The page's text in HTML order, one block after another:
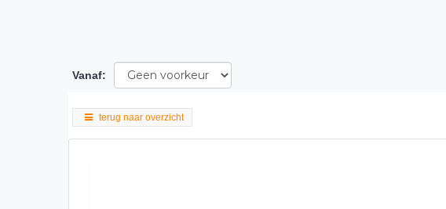
Vanaf:
terug naar overzicht